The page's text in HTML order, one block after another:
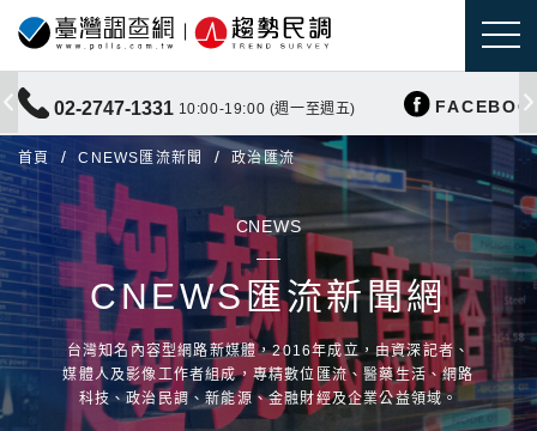
02-2747-1331 10:00-19:00 (週一至週五)
首頁 CNEWS匯流新聞 政治匯流
CNEWS
CNEWS匯流新聞網
台灣知名內容型網路新媒體，2016年成立，由資深記者、
媒體人及影像工作者組成，專精數位匯流、醫藥生活、網路
科技、政治民調、新能源、金融財經及企業公益領域。